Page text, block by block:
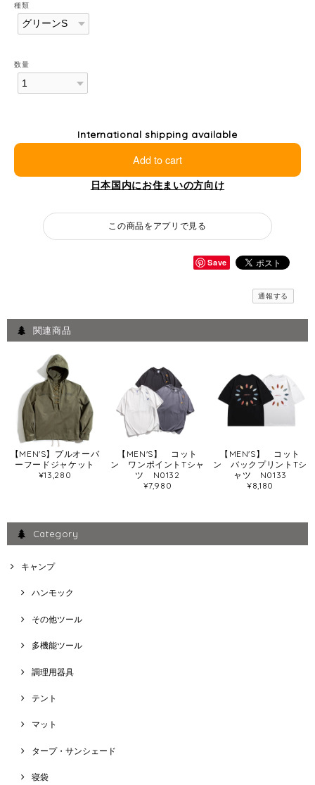
種類
数量
International shipping available
Add to cart
日本国内にお住まいの方向け
この商品をアプリで見る
Save
通報する
関連商品
【MEN'S】プルオーバ
ーフードジャケット
¥13,280
【MEN'S】 コット
ン ワンポイントTシャ
ツ N0132
¥7,980
【MEN'S】 コット
ン バックプリントTシ
ャツ N0133
¥8,180
Category
キャンプ
ハンモック
その他ツール
多機能ツール
調理用器具
テント
マット
タープ・サンシェード
寝袋